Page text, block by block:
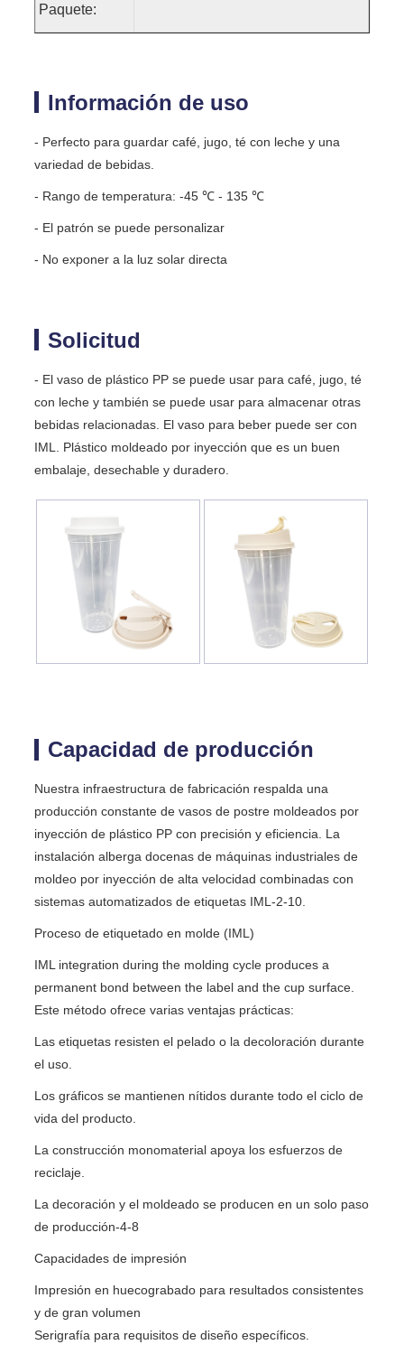
Paquete:
Información de uso
- Perfecto para guardar café, jugo, té con leche y una
variedad de bebidas.
- Rango de temperatura: -45 ℃ - 135 ℃
- El patrón se puede personalizar
- No exponer a la luz solar directa
Solicitud
- El vaso de plástico PP se puede usar para café, jugo, té
con leche y también se puede usar para almacenar otras
bebidas relacionadas. El vaso para beber puede ser con
IML. Plástico moldeado por inyección que es un buen
embalaje, desechable y duradero.
Capacidad de producción
Nuestra infraestructura de fabricación respalda una
producción constante de vasos de postre moldeados por
inyección de plástico PP con precisión y eficiencia. La
instalación alberga docenas de máquinas industriales de
moldeo por inyección de alta velocidad combinadas con
sistemas automatizados de etiquetas IML-2-10.
Proceso de etiquetado en molde (IML)
IML integration during the molding cycle produces a
permanent bond between the label and the cup surface.
Este método ofrece varias ventajas prácticas:
Las etiquetas resisten el pelado o la decoloración durante
el uso.
Los gráficos se mantienen nítidos durante todo el ciclo de
vida del producto.
La construcción monomaterial apoya los esfuerzos de
reciclaje.
La decoración y el moldeado se producen en un solo paso
de producción-4-8
Capacidades de impresión
Impresión en huecograbado para resultados consistentes
y de gran volumen
Serigrafía para requisitos de diseño específicos.